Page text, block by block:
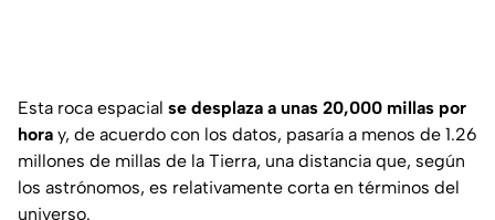
Esta roca espacial se desplaza a unas 20,000 millas por
hora y, de acuerdo con los datos, pasaría a menos de 1.26
millones de millas de la Tierra, una distancia que, según
los astrónomos, es relativamente corta en términos del
universo.